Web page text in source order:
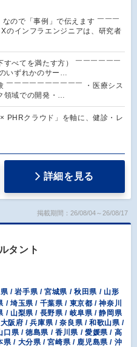
ので「事例」で伝えます ￣￣￣
のインフラエンジニアは、研究者
すべてを満たす方） ￣￣￣￣￣￣
いずれかのサー…
￣￣￣￣￣￣￣￣￣￣ ・医療シス
領域での開発・…
PHRクラウド」を軸に、健診・レ
詳細を見る
掲載期間：26/08/04～26/08/17
タント
/ 岩手県 / 宮城県 / 秋田県 / 山形
/ 埼玉県 / 千葉県 / 東京都 / 神奈川
/ 山梨県 / 長野県 / 岐阜県 / 静岡県
阪府 / 兵庫県 / 奈良県 / 和歌山県 /
県 / 徳島県 / 香川県 / 愛媛県 / 高
/ 大分県 / 宮崎県 / 鹿児島県 / 沖